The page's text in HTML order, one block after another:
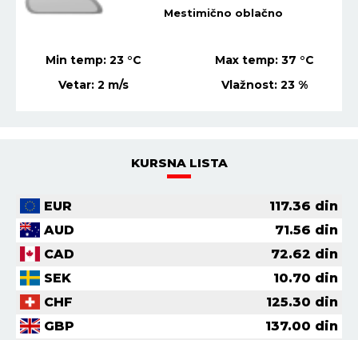
Slaba kiša
Min temp:22 °C Max temp: 36 °C
Vetar: 4 m/s Vlažnost:31 %
KURSNA LISTA
EUR 117.36 din
AUD
71.56 din
CAD
72.62 din
SEK
10.70 din
CHF
125.30 din
GBP
137.00 din